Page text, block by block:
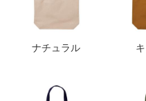
ナチュラル